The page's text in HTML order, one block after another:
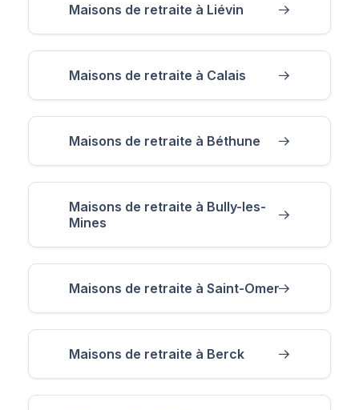
Maisons de retraite à Liévin
Maisons de retraite à Calais
Maisons de retraite à Béthune
Maisons de retraite à Bully-les-
Mines
Maisons de retraite à Saint-Omer
Maisons de retraite à Berck